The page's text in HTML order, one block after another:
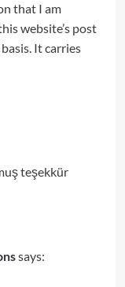
that I am
website’s post
It carries
teşekkür
says: